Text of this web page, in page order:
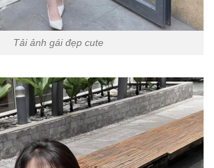
Tải ảnh gái đẹp cute